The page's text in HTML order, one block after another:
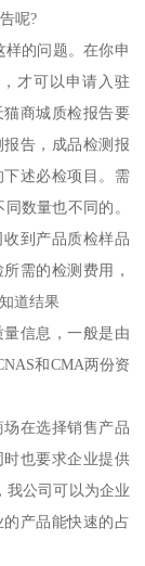
呢?
样的问题。在你申
才可以申请入驻
商城质检报告要
告，成品检测报
述必检项目。需
数量也不同的。
到产品质检样品
需的检测费用，
道结果
信息，一般是由
和CMA两份资
在选择销售产品
也要求企业提供
我公司可以为企业
产品能快速的占